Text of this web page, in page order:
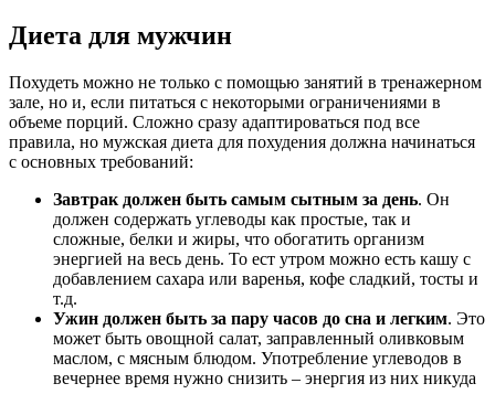
Диета для мужчин
Похудеть можно не только с помощью занятий в тренажерном
зале, но и, если питаться с некоторыми ограничениями в
объеме порций. Сложно сразу адаптироваться под все
правила, но мужская диета для похудения должна начинаться
с основных требований:
Завтрак должен быть самым сытным за день. Он
должен содержать углеводы как простые, так и
сложные, белки и жиры, что обогатить организм
энергией на весь день. То ест утром можно есть кашу с
добавлением сахара или варенья, кофе сладкий, тосты и
т.д.
Ужин должен быть за пару часов до сна и легким. Это
может быть овощной салат, заправленный оливковым
маслом, с мясным блюдом. Употребление углеводов в
вечернее время нужно снизить – энергия из них никуда